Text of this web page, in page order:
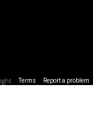
Terms Report a problem